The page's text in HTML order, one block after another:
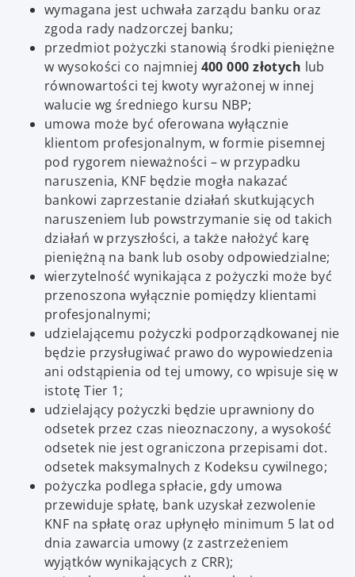
wymagana jest uchwała zarządu banku oraz
zgoda rady nadzorczej banku;
przedmiot pożyczki stanowią środki pieniężne
w wysokości co najmniej 400 000 złotych lub
równowartości tej kwoty wyrażonej w innej
walucie wg średniego kursu NBP;
umowa może być oferowana wyłącznie
klientom profesjonalnym, w formie pisemnej
pod rygorem nieważności – w przypadku
naruszenia, KNF będzie mogła nakazać
bankowi zaprzestanie działań skutkujących
naruszeniem lub powstrzymanie się od takich
działań w przyszłości, a także nałożyć karę
pieniężną na bank lub osoby odpowiedzialne;
wierzytelność wynikająca z pożyczki może być
przenoszona wyłącznie pomiędzy klientami
profesjonalnymi;
udzielającemu pożyczki podporządkowanej nie
będzie przysługiwać prawo do wypowiedzenia
ani odstąpienia od tej umowy, co wpisuje się w
istotę Tier 1;
udzielający pożyczki będzie uprawniony do
odsetek przez czas nieoznaczony, a wysokość
odsetek nie jest ograniczona przepisami dot.
odsetek maksymalnych z Kodeksu cywilnego;
pożyczka podlega spłacie, gdy umowa
przewiduje spłatę, bank uzyskał zezwolenie
KNF na spłatę oraz upłynęło minimum 5 lat od
dnia zawarcia umowy (z zastrzeżeniem
wyjątków wynikających z CRR);